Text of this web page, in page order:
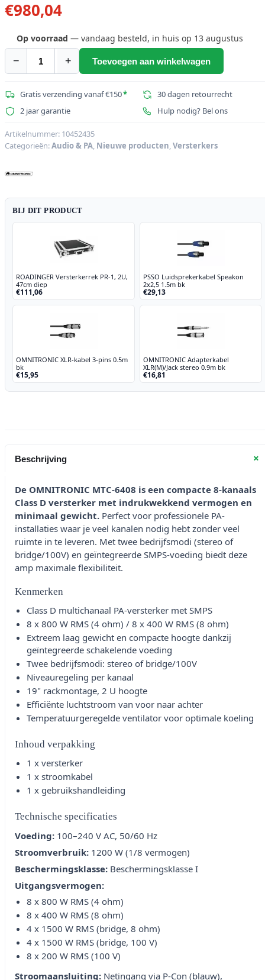
€980,04
Op voorraad — vandaag besteld, in huis op 13 augustus
−
OMNITRONIC
6408
8-
versterker
aantal
+ Toevoegen aan winkelwagen
Gratis verzending vanaf €150*
30 dagen retourrecht
2 jaar garantie
Hulp nodig? Bel ons
Artikelnummer: 10452435
Categorieën:Audio & PA, Nieuwe producten,Versterkers
BIJ DIT PRODUCT
ROADINGER Versterkerrek PR-1, 2U,
47cm diep
€111,06
PSSO Luidsprekerkabel Speakon
2x2,5 1.5m bk
€29,13
OMNITRONIC XLR-kabel 3-pins 0.5m
bk
€15,95
OMNITRONIC Adapterkabel
XLR(M)/Jack stereo 0.9m bk
€16,81
Beschrijving +
De OMNITRONIC MTC-6408 is een compacte 8-kanaals
Class D versterker met indrukwekkend vermogen en
minimaal gewicht. Perfect voor professionele PA-
installaties waar je veel kanalen nodig hebt zonder veel
ruimte in te leveren. Met twee bedrijfsmodi (stereo of
bridge/100V) en geïntegreerde SMPS-voeding biedt deze
amp maximale flexibiliteit.
Kenmerken
Class D multichanaal PA-versterker met SMPS
8 x 800 W RMS (4 ohm) / 8 x 400 W RMS (8 ohm)
Extreem laag gewicht en compacte hoogte dankzij
geïntegreerde schakelende voeding
Twee bedrijfsmodi: stereo of bridge/100V
Niveauregeling per kanaal
19" rackmontage, 2 U hoogte
Efficiënte luchtstroom van voor naar achter
Temperatuurgeregelde ventilator voor optimale koeling
Inhoud verpakking
1 x versterker
1 x stroomkabel
1 x gebruikshandleiding
Technische specificaties
Voeding: 100–240 V AC, 50/60 Hz
Stroomverbruik: 1200 W (1/8 vermogen)
Beschermingsklasse: Beschermingsklasse I
Uitgangsvermogen:
8 x 800 W RMS (4 ohm)
8 x 400 W RMS (8 ohm)
4 x 1500 W RMS (bridge, 8 ohm)
4 x 1500 W RMS (bridge, 100 V)
8 x 200 W RMS (100 V)
Stroomaansluiting: Netingang via P-Con (blauw),